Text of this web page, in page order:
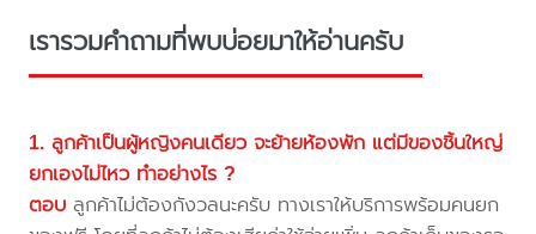
เรารวมคำถามที่พบบ่อยมาให้อ่านครับ
1. ลูกค้าเป็นผู้หญิงคนเดียว จะย้ายห้องพัก แต่มีของชิ้นใหญ่
ยกเองไม่ไหว ทำอย่างไร ?
ตอบ ลูกค้าไม่ต้องกังวลนะครับ ทางเราให้บริการพร้อมคนยก